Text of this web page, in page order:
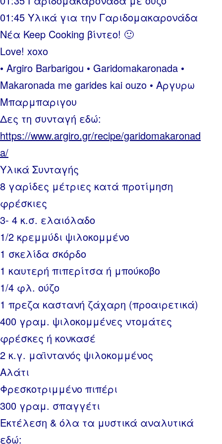
01:45 Yλικά για την Γαριδομακαρονάδα
Νέα Keep Cooking βίντεο! 🙂
Love! xoxo
• Argiro Barbarigou • Garidomakaronada •
Makaronada me garides kai ouzo • Αργυρω
Μπαρμπαριγου
Δες τη συνταγή εδώ:
https://www.argiro.gr/recipe/garidomakaronad
a/
Υλικά Συνταγής
8 γαρίδες μέτριες κατά προτίμηση
φρέσκιες
3- 4 κ.σ. ελαιόλαδο
1/2 κρεμμύδι ψιλοκομμένο
1 σκελίδα σκόρδο
1 καυτερή πιπερίτσα ή μπούκοβο
1/4 φλ. ούζο
1 πρεζα καστανή ζάχαρη (προαιρετικά)
400 γραμ. ψιλοκομμένες ντομάτες
φρέσκες ή κονκασέ
2 κ.γ. μαϊντανός ψιλοκομμένος
Αλάτι
Φρεσκοτριμμένο πιπέρι
300 γραμ. σπαγγέτι
Εκτέλεση & όλα τα μυστικά αναλυτικά
εδώ: